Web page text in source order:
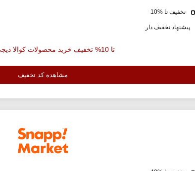
تخفیف تا %10
پیشنهاد تخفیف دار
تا 10% تخفیف خرید محصولات کوالا دیجی کالا جت
مشاهده کد تخفیف